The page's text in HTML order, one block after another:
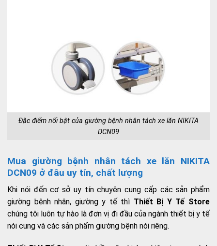
Đặc điểm nổi bật của giường bệnh nhân tách xe lăn NIKITA
DCN09
Mua giường bệnh nhân tách xe lăn NIKITA
DCN09 ở đâu uy tín, chất lượng
Khi nói đến cơ sở uy tín chuyên cung cấp các sản phẩm
giường bệnh nhân, giường y tế thì Thiết Bị Y Tế Store
chúng tôi luôn tự hào là đơn vị đi đầu của ngành thiết bị y tế
nói cung và các sản phẩm giường bệnh nói riêng.